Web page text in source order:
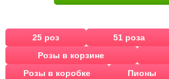
25 роз 51 роза
Розы в корзине
Розы в коробке
Пионы